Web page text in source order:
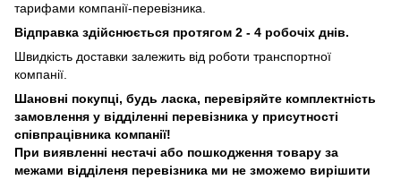
тарифами компанії-перевізника.
Відправка здійснюється протягом 2 - 4 робочіх днів.
Швидкість доставки залежить від роботи транспортної
компанії.
Шановні покупці, будь ласка, перевіряйте комплектність
замовлення у відділенні перевізника у присутності
співпрацівника компанії!
При виявленні нестачі або пошкодження товару за
межами відділеня перевізника ми не зможемо вирішити